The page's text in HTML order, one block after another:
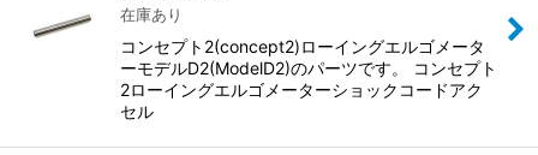
在庫あり
コンセプト2(concept2)ローイングエルゴメータ
ーモデルD2(ModelD2)のパーツです。 コンセプト
2ローイングエルゴメーターショックコードアク
セル